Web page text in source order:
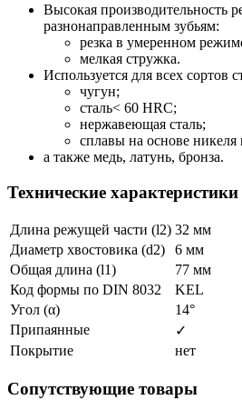
Высокая производительность
разнонаправленным зубьям:
резка в умеренном
мелкая стружка.
Используется для всех сортов
чугун;
сталь< 60 HRC;
нержавеющая сталь;
сплавы на основе никеля
а также медь, латунь, бронза.
Технические характеристики
Длина режущей части (l2) 32 мм
Диаметр хвостовика (d2)
6 мм
Общая длина (l1)
77 мм
Код формы по DIN 8032
KEL
Угол (α)
14°
Припаянные
✓
Покрытие
нет
Сопутствующие товары